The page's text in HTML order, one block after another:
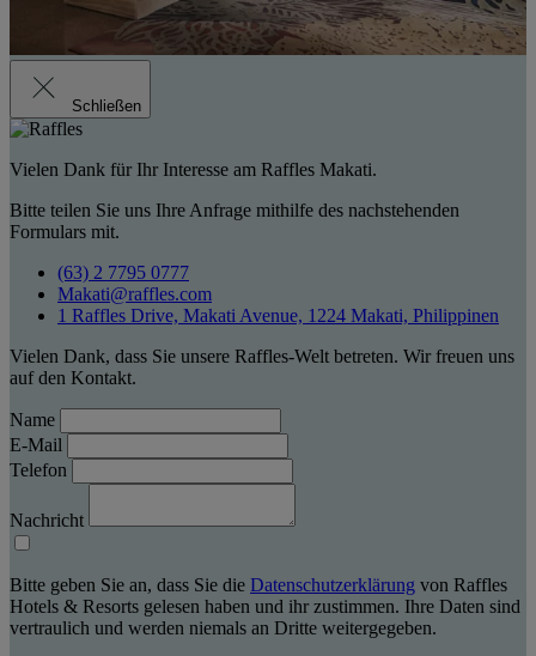
Schließen
Vielen Dank für Ihr Interesse am Raffles Makati.
Bitte teilen Sie uns Ihre Anfrage mithilfe des nachstehenden
Formulars mit.
(63) 2 7795 0777
Makati@raffles.com
1 Raffles Drive, Makati Avenue, 1224 Makati, Philippinen
Vielen Dank, dass Sie unsere Raffles-Welt betreten. Wir freuen uns
auf den Kontakt.
Name
E-Mail
Telefon
Nachricht
Bitte geben Sie an, dass Sie die Datenschutzerklärung von Raffles
Hotels & Resorts gelesen haben und ihr zustimmen. Ihre Daten sind
vertraulich und werden niemals an Dritte weitergegeben.